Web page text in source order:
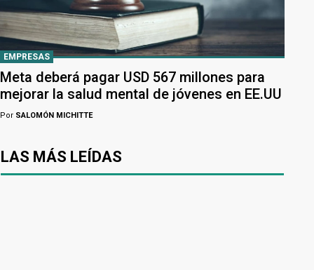
EMPRESAS
Meta deberá pagar USD 567 millones para
mejorar la salud mental de jóvenes en EE.UU
Por SALOMÓN MICHITTE
LAS MÁS LEÍDAS